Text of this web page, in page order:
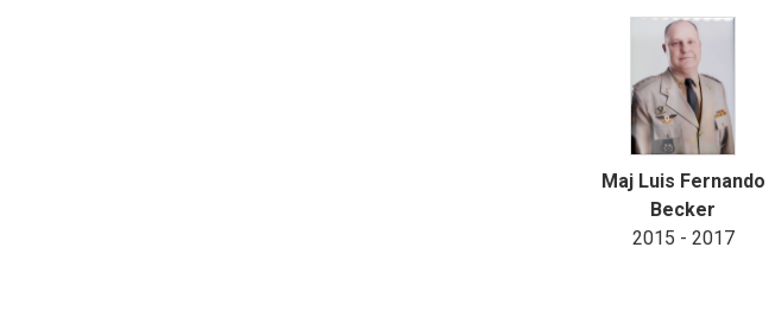
Maj Luis Fernando
Becker
2015 - 2017